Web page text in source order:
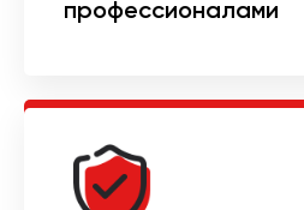
профессионалами